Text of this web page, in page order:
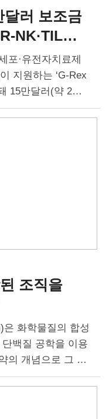
달러 보조금
NK·TIL
포·유전자치료제
지원하는 ‘G-Rex
15만달러(약 2억
Rex Grant Progra
슨 울프(Wilson W
조직을
은 화학물질의 합성
백질 공학을 이용
의 개념으로 그 의
료를 위해 살아있
치료의 개념으로